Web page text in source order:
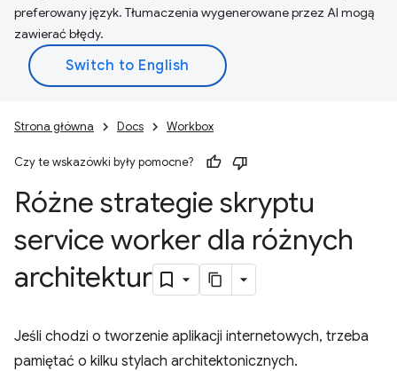
preferowany język. Tłumaczenia wygenerowane przez AI mogą
zawierać błędy.
Strona główna Docs Workbox
Czy te wskazówki były pomocne?
Różne strategie skryptu
service worker dla różnych
architektur
Jeśli chodzi o tworzenie aplikacji internetowych, trzeba
pamiętać o kilku stylach architektonicznych.